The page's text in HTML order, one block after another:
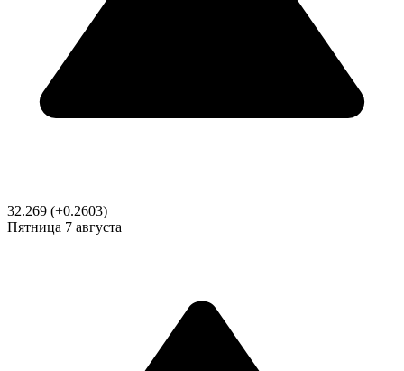
32.269 (+0.2603)
Пятница 7 августа